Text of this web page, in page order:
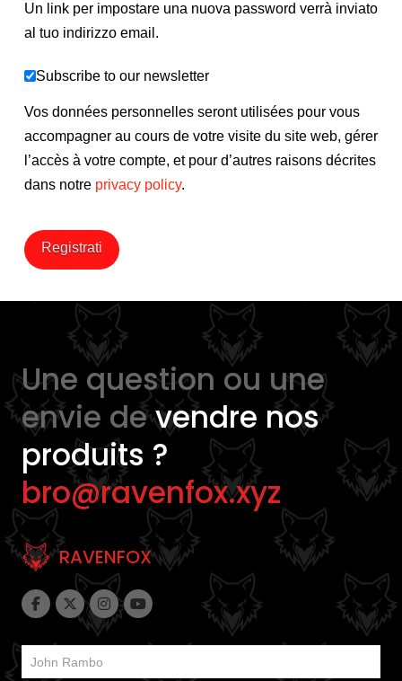
Un link per impostare una nuova password verrà inviato
al tuo indirizzo email.
Subscribe to our newsletter
Vos données personnelles seront utilisées pour vous
accompagner au cours de votre visite du site web, gérer
l’accès à votre compte, et pour d’autres raisons décrites
dans notre privacy policy.
Registrati
Une question ou une
envie devendre nos
produits ?
bro@ravenfox.xyz
RAVENFOX